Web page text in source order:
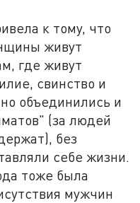
к тому, что
живут
где живут
свинство и
объединились и
(за людей
без
себе жизни.
тоже была
мужчин